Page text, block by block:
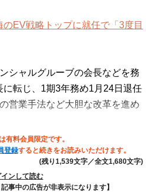
EV戦略トップに就任で「3度目
シャルグルーブの会長などを務
転じ、1期3年務め1月24日退任
営業手法など大胆な改革を進め
有料会員限定です。
登録すると続きをお読みいただけます。
(残り1,539文字／全文1,680文字)
インして読む
事中の広告が非表示になります】